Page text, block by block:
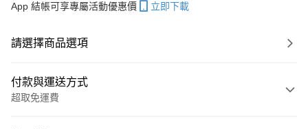
App 結帳可享專屬活動優惠價 立即下載
請選擇商品選項
付款與運送方式
超取免運費